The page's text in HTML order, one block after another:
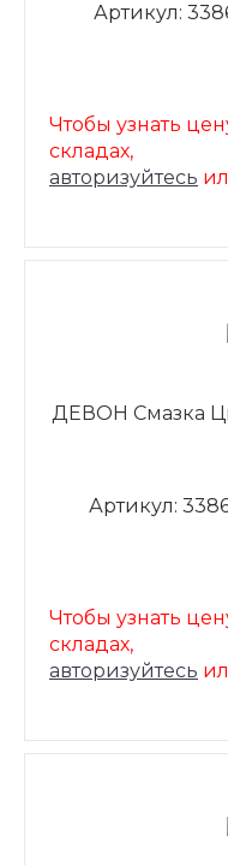
Артикул:
Чтобы узнать
складах,
авторизуйтесь
ДЕВОН Смазка
Артикул:
Чтобы узнать
складах,
авторизуйтесь